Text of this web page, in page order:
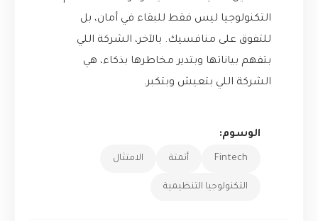
التكنولوجيا ليس فقط للبقاء في أمان، بل
للتفوق على منافسيك. بالآخر، الشركة اللي
بتفهم بياناتها وبتدير مخاطرها بذكاء، هي
الشركة اللي بتعيش وبتكبر.
الوسوم:
Fintech أتمتة الامتثال
التكنولوجيا التنظيمية